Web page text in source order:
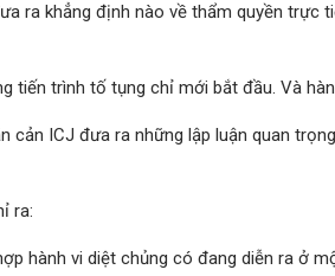
ra khẳng định nào về thẩm quyền trực
tiến trình tố tụng chỉ mới bắt đầu. Và
cản ICJ đưa ra những lập luận quan
ra:
hành vi diệt chủng có đang diễn ra ở